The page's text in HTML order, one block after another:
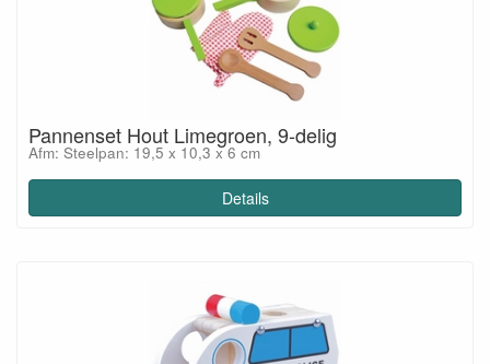
Pannenset Hout Limegroen, 9-delig
Afm: Steelpan: 19,5 x 10,3 x 6 cm
Details